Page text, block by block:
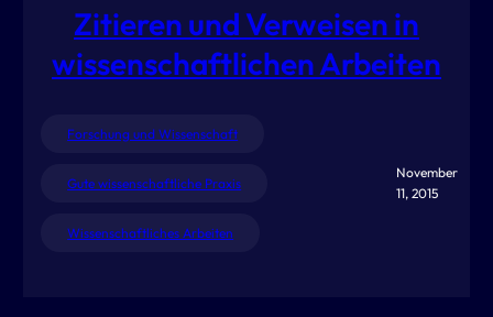
Zitieren und Verweisen in
wissenschaftlichen Arbeiten
Forschung und Wissenschaft
Gute wissenschaftliche Praxis
Wissenschaftliches Arbeiten
November
11, 2015